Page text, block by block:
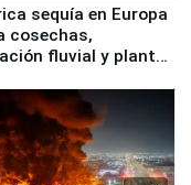
sequía en Europa
cosechas,
fluvial y plantas